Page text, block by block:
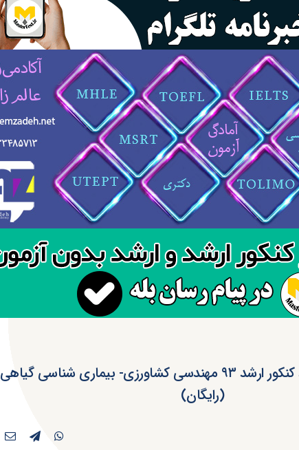
دانلود سوالات و کلید کنکور ارشد ۹۳ مهندسی کشاورزی- بیماری شناسی گیاهی
(رایگان)